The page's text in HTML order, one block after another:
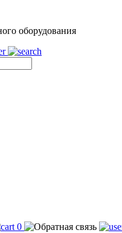
оборудования
0